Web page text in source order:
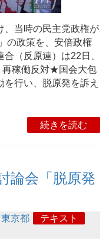
当時の民主党政権が
の政策を、安倍政権
（反原連）は22日、
再稼働反対★国会大包
行い、脱原発を訴え
続きを読む
論会「脱原発
東京都
テキスト